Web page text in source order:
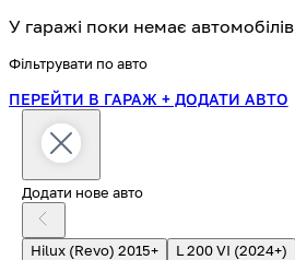
У гаражі поки немає автомобілів
Фільтрувати по авто
ПЕРЕЙТИ В ГАРАЖ + ДОДАТИ АВТО
Додати нове авто
Hilux (Revo) 2015+ L 200 VI (2024+)